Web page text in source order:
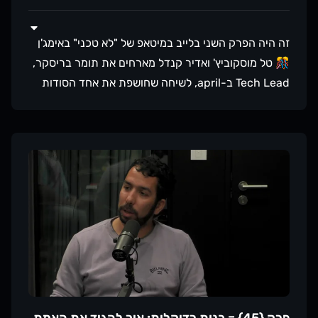
זה היה הפרק השני בלייב במיטאפ של "לא טכני" באימג'ן
🎊 טל מוסקוביץ' ואדיר קנדל מארחים את תומר בריסקר,
Tech Lead ב-april, לשיחה שחושפת את אחד הסודות
איך מפתחים יכולים להפוך מ"עוד אחד שכותב קוד" למי
שמובילים את ההצלחה העסקית של החברה. בפרק
ONE ZEROאז על מה דיברנו בפרק?איך לפתח הבנה
עסקית גם אם אתם "רק" מפתחיםדרכים מעשיות למדוד
ולהציג את ההשפעה העסקית של הקוד שלכםאיך
להשתמש בהבנה עסקית כדי לקבל החלטות טכניות
טובות יותרטכניקות לתקשורת אפקטיבית עם צוותי